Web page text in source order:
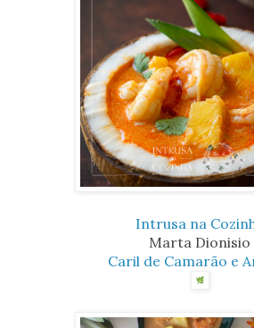
Intrusa na
Marta Dionisio
Caril de Camarão e